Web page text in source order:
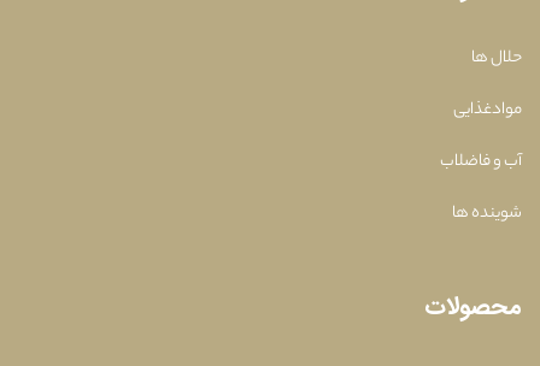
حلال ها
موادغذایی
آب و فاضلاب
شوینده ها
محصولات